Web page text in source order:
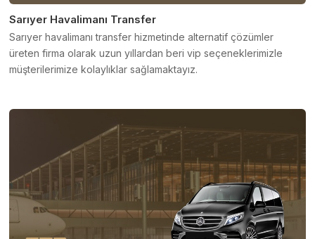
Sarıyer Havalimanı Transfer
Sarıyer havalimanı transfer hizmetinde alternatif çözümler
üreten firma olarak uzun yıllardan beri vip seçeneklerimizle
müşterilerimize kolaylıklar sağlamaktayız.